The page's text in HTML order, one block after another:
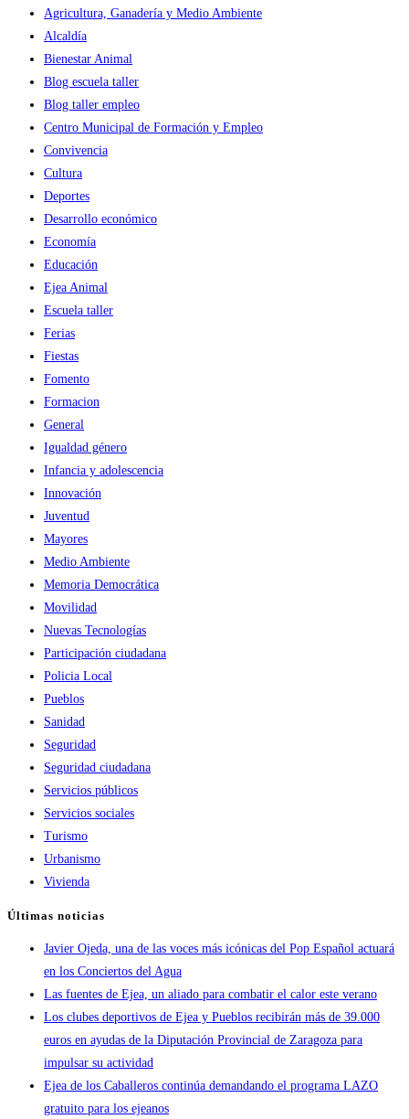
Agricultura, Ganadería y Medio Ambiente
Alcaldía
Bienestar Animal
Blog escuela taller
Blog taller empleo
Centro Municipal de Formación y Empleo
Convivencia
Cultura
Deportes
Desarrollo económico
Economía
Educación
Ejea Animal
Escuela taller
Ferias
Fiestas
Fomento
Formacion
General
Igualdad género
Infancia y adolescencia
Innovación
Juventud
Mayores
Medio Ambiente
Memoria Democrática
Movilidad
Nuevas Tecnologías
Participación ciudadana
Policia Local
Pueblos
Sanidad
Seguridad
Seguridad ciudadana
Servicios públicos
Servicios sociales
Turismo
Urbanismo
Vivienda
Últimas noticias
Javier Ojeda, una de las voces más icónicas del Pop Español actuará
en los Conciertos del Agua
Las fuentes de Ejea, un aliado para combatir el calor este verano
Los clubes deportivos de Ejea y Pueblos recibirán más de 39.000
euros en ayudas de la Diputación Provincial de Zaragoza para
impulsar su actividad
Ejea de los Caballeros continúa demandando el programa LAZO
gratuito para los ejeanos